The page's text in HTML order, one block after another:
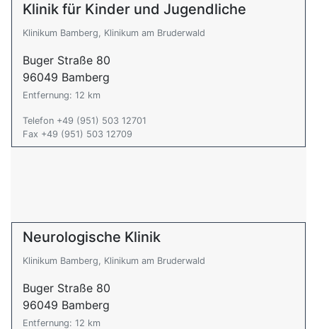
Klinik für Kinder und Jugendliche
Klinikum Bamberg, Klinikum am Bruderwald
Buger Straße 80
96049 Bamberg
Entfernung: 12 km
Telefon +49 (951) 503 12701
Fax +49 (951) 503 12709
Neurologische Klinik
Klinikum Bamberg, Klinikum am Bruderwald
Buger Straße 80
96049 Bamberg
Entfernung: 12 km